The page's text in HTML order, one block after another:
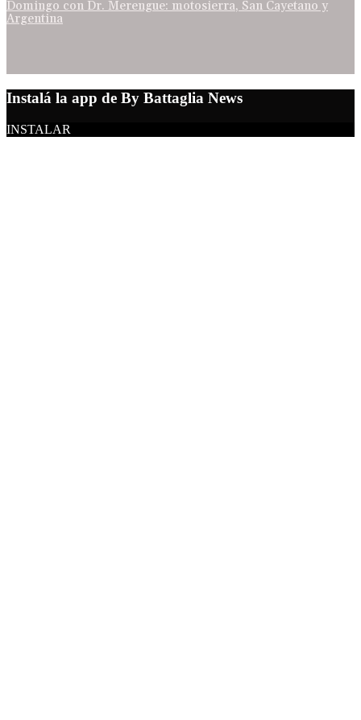
Domingo con Dr. Merengue: motosierra, San Cayetano y
Argentina
Instalá la app de By Battaglia News
INSTALAR